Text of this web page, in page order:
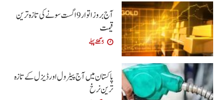
آج بروز اتوار 9 اگست سونے کی تازہ ترین
قیمت
5 گھنٹے پہلے
پاکستان میں آج پیٹرول اور ڈیزل کے تازہ
ترین نرخ